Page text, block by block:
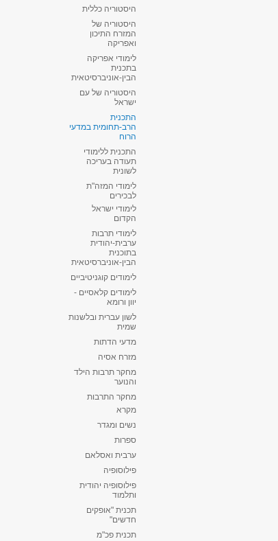
היסטוריה כללית
היסטוריה של
המזרח התיכון
ואפריקה
לימודי אפריקה
בתכנית
הבין-אוניברסיטאית
היסטוריה של עם
ישראל
התכנית
הרב-תחומית במדעי
הרוח
התכנית ללימודי
תעודה בעריכה
לשונית
לימודי המזה"ת
לבכירים
לימודי ישראל
הקדום
לימודי תרבות
ערבית-יהודית
בתוכנית
הבין-אוניברסיטאית
לימודים קוגניטיביים
לימודים קלאסיים -
יוון ורומא
לשון עברית ובלשנות
שמית
מדעי הדתות
מזרח אסיה
מחקר תרבות הילד
והנוער
מחקר התרבות
מקרא
נשים ומגדר
ספרות
ערבית ואסלאם
פילוסופיה
פילוסופיה יהודית
ותלמוד
תכנית "אופקים
חדשים"
תכנית פכ"מ